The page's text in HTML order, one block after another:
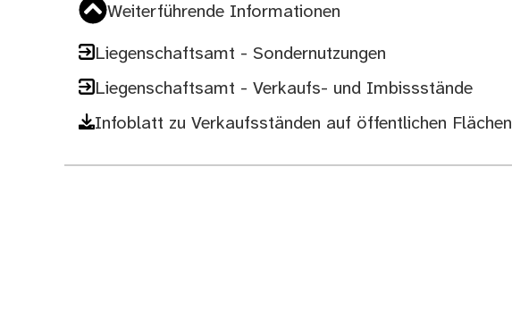
Weiterführende Informationen
Liegenschaftsamt - Sondernutzungen
Liegenschaftsamt - Verkaufs- und Imbissstände
Infoblatt zu Verkaufsständen auf öffentlichen Flächen